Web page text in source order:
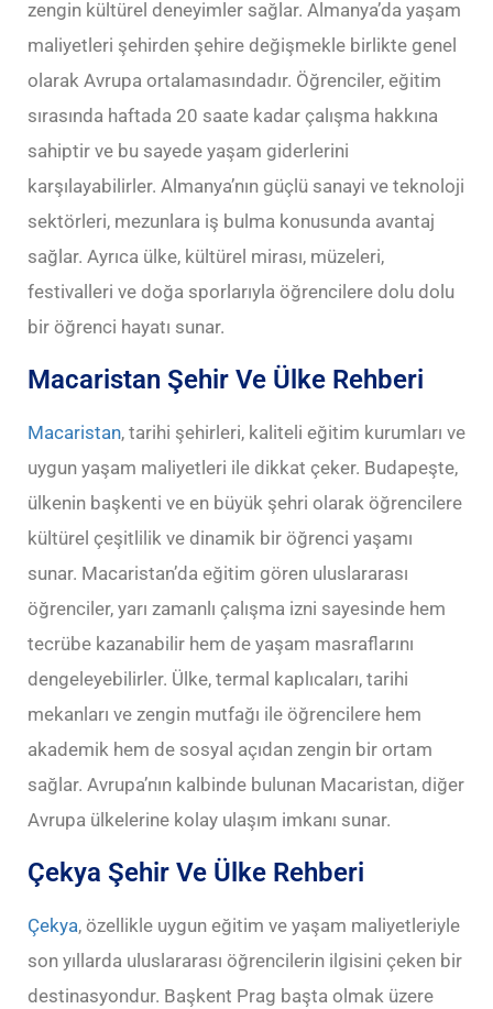
zengin kültürel deneyimler sağlar. Almanya’da yaşam
maliyetleri şehirden şehire değişmekle birlikte genel
olarak Avrupa ortalamasındadır. Öğrenciler, eğitim
sırasında haftada 20 saate kadar çalışma hakkına
sahiptir ve bu sayede yaşam giderlerini
karşılayabilirler. Almanya’nın güçlü sanayi ve teknoloji
sektörleri, mezunlara iş bulma konusunda avantaj
sağlar. Ayrıca ülke, kültürel mirası, müzeleri,
festivalleri ve doğa sporlarıyla öğrencilere dolu dolu
bir öğrenci hayatı sunar.
Macaristan Şehir Ve Ülke Rehberi
Macaristan, tarihi şehirleri, kaliteli eğitim kurumları ve
uygun yaşam maliyetleri ile dikkat çeker. Budapeşte,
ülkenin başkenti ve en büyük şehri olarak öğrencilere
kültürel çeşitlilik ve dinamik bir öğrenci yaşamı
sunar. Macaristan’da eğitim gören uluslararası
öğrenciler, yarı zamanlı çalışma izni sayesinde hem
tecrübe kazanabilir hem de yaşam masraflarını
dengeleyebilirler. Ülke, termal kaplıcaları, tarihi
mekanları ve zengin mutfağı ile öğrencilere hem
akademik hem de sosyal açıdan zengin bir ortam
sağlar. Avrupa’nın kalbinde bulunan Macaristan, diğer
Avrupa ülkelerine kolay ulaşım imkanı sunar.
Çekya Şehir Ve Ülke Rehberi
Çekya, özellikle uygun eğitim ve yaşam maliyetleriyle
son yıllarda uluslararası öğrencilerin ilgisini çeken bir
destinasyondur. Başkent Prag başta olmak üzere